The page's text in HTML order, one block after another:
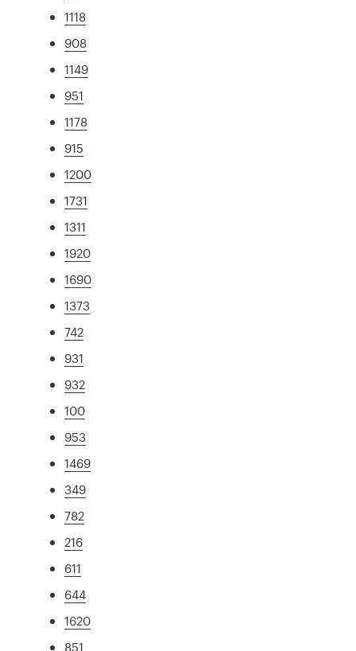
1118
908
1149
951
1178
915
1200
1731
1311
1920
1690
1373
742
931
932
100
953
1469
349
782
216
611
644
1620
851